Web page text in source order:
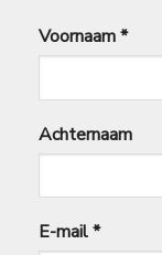
Voornaam*
Achternaam
E-mail*